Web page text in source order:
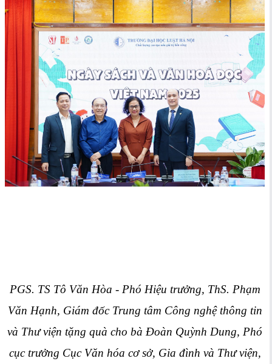
PGS. TS Tô Văn Hòa - Phó Hiệu trưởng, ThS. Phạm
Văn Hạnh, Giám đốc Trung tâm Công nghệ thông tin
và Thư viện tặng quà cho bà Đoàn Quỳnh Dung, Phó
cục trưởng Cục Văn hóa cơ sở, Gia đình và Thư viện,